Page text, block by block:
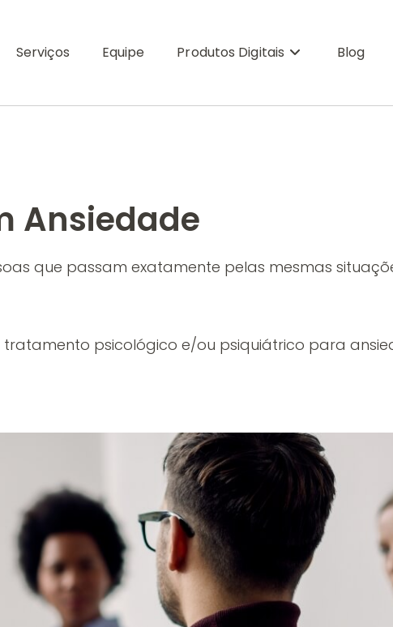
Serviços Equipe Produtos Digitais Blog
Ansiedade
que passam exatamente pelas mesmas
psicológico e/ou psiquiátrico para